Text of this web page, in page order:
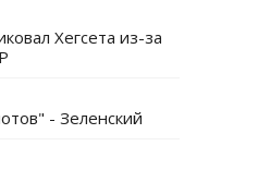
Хегсета из-за
- Зеленский